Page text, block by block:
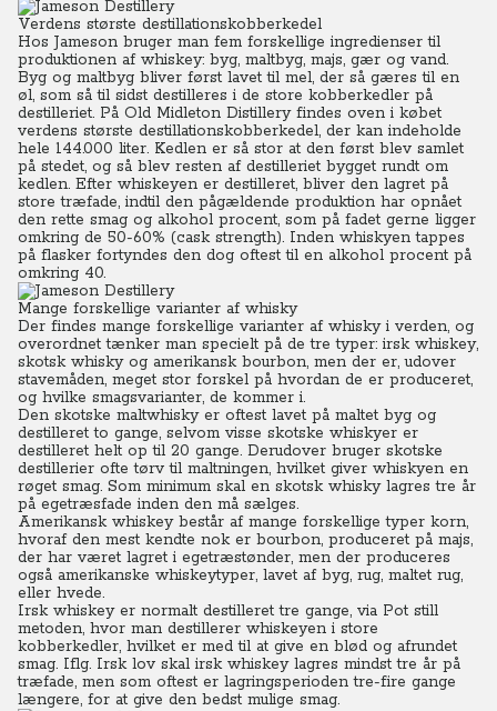
Verdens største destillationskobberkedel
Hos Jameson bruger man fem forskellige ingredienser til
produktionen af whiskey: byg, maltbyg, majs, gær og vand.
Byg og maltbyg bliver først lavet til mel, der så gæres til en
øl, som så til sidst destilleres i de store kobberkedler på
destilleriet. På Old Midleton Distillery findes oven i købet
verdens største destillationskobberkedel, der kan indeholde
hele 144.000 liter. Kedlen er så stor at den først blev samlet
på stedet, og så blev resten af destilleriet bygget rundt om
kedlen. Efter whiskeyen er destilleret, bliver den lagret på
store træfade, indtil den pågældende produktion har opnået
den rette smag og alkohol procent, som på fadet gerne ligger
omkring de 50-60% (cask strength). Inden whiskyen tappes
på flasker fortyndes den dog oftest til en alkohol procent på
omkring 40.
Mange forskellige varianter af whisky
Der findes mange forskellige varianter af whisky i verden, og
overordnet tænker man specielt på de tre typer: irsk whiskey,
skotsk whisky og amerikansk bourbon, men der er, udover
stavemåden, meget stor forskel på hvordan de er produceret,
og hvilke smagsvarianter, de kommer i.
Den skotske maltwhisky er oftest lavet på maltet byg og
destilleret to gange, selvom visse skotske whiskyer er
destilleret helt op til 20 gange. Derudover bruger skotske
destillerier ofte tørv til maltningen, hvilket giver whiskyen en
røget smag. Som minimum skal en skotsk whisky lagres tre år
på egetræsfade inden den må sælges.
Amerikansk whiskey består af mange forskellige typer korn,
hvoraf den mest kendte nok er bourbon, produceret på majs,
der har været lagret i egetræstønder, men der produceres
også amerikanske whiskeytyper, lavet af byg, rug, maltet rug,
eller hvede.
Irsk whiskey er normalt destilleret tre gange, via Pot still
metoden, hvor man destillerer whiskeyen i store
kobberkedler, hvilket er med til at give en blød og afrundet
smag. Iflg. Irsk lov skal irsk whiskey lagres mindst tre år på
træfade, men som oftest er lagringsperioden tre-fire gange
længere, for at give den bedst mulige smag.